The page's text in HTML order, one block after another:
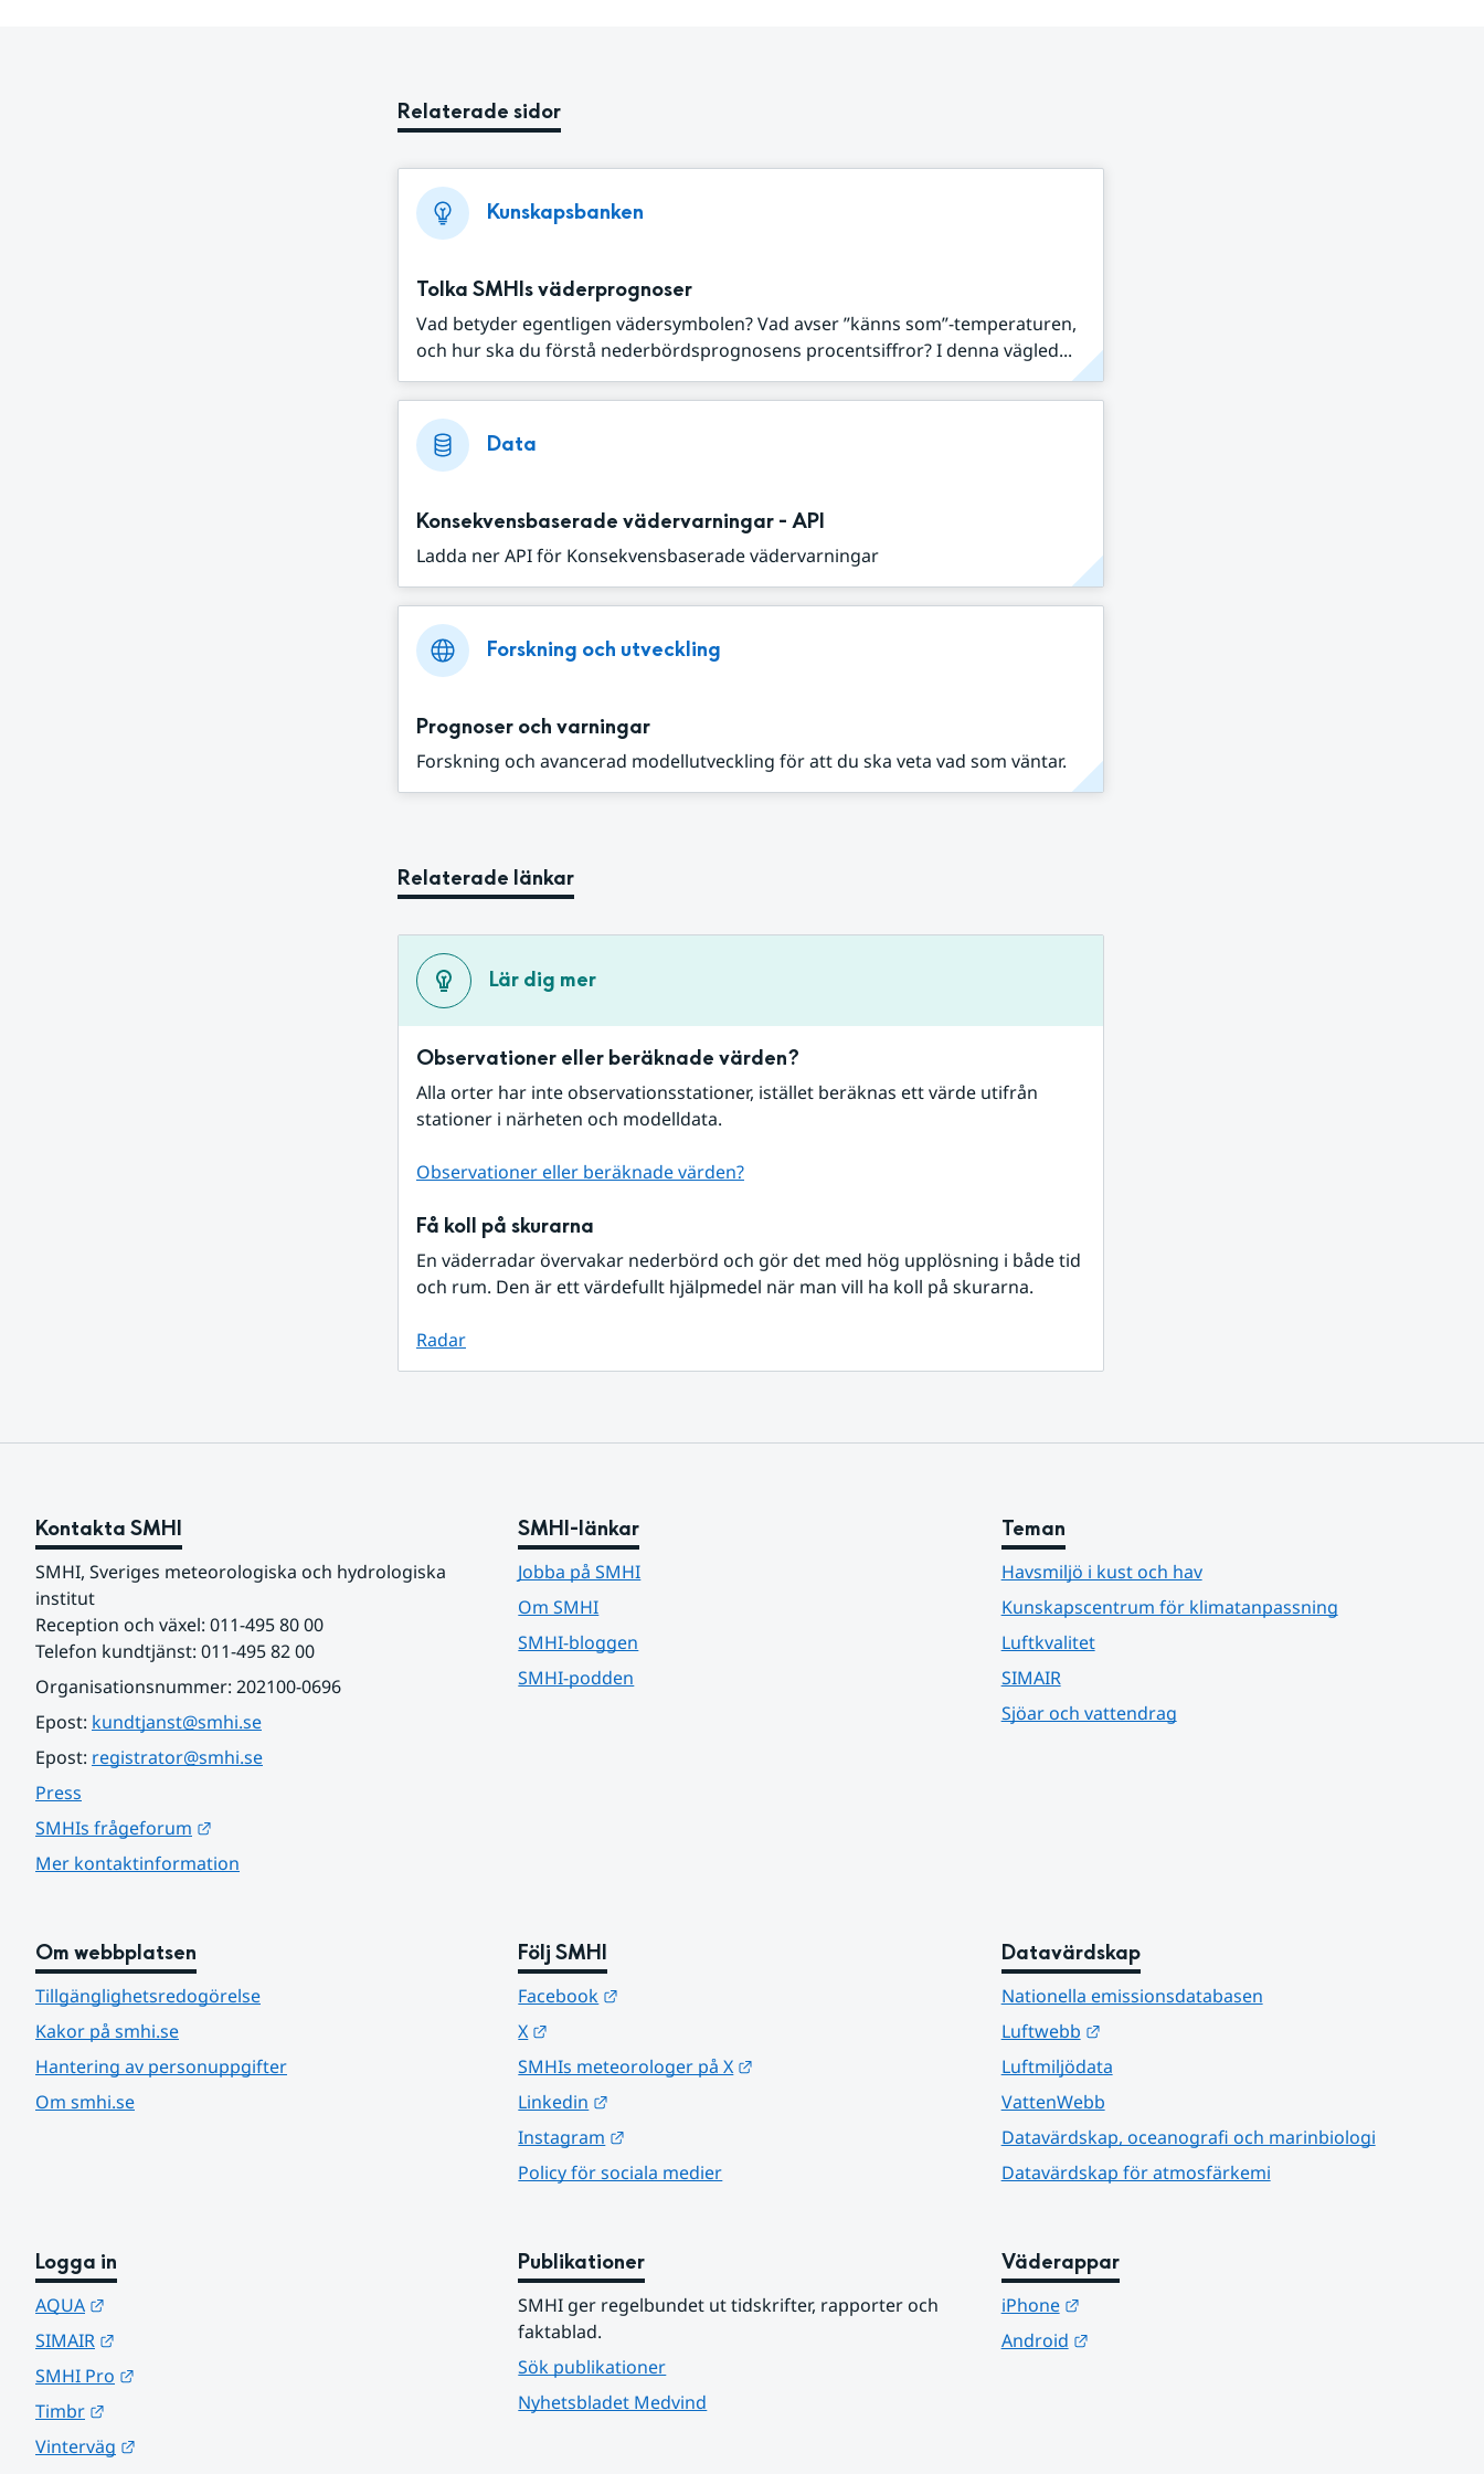
Relaterade sidor
Kunskapsbanken
Tolka SMHIs väderprognoser
Vad betyder egentligen vädersymbolen? Vad avser ”känns som”-temperaturen,
och hur ska du förstå nederbördsprognosens procentsiffror? I denna vägled...
Data
Konsekvensbaserade vädervarningar - API
Ladda ner API för Konsekvensbaserade vädervarningar
Forskning och utveckling
Prognoser och varningar
Forskning och avancerad modellutveckling för att du ska veta vad som väntar.
Relaterade länkar
Lär dig mer
Observationer eller beräknade värden?
Alla orter har inte observationsstationer, istället beräknas ett värde utifrån
stationer i närheten och modelldata.
Observationer eller beräknade värden?
Få koll på skurarna
En väderradar övervakar nederbörd och gör det med hög upplösning i både tid
och rum. Den är ett värdefullt hjälpmedel när man vill ha koll på skurarna.
Radar
Kontakta SMHI
SMHI, Sveriges meteorologiska och hydrologiska
institut
Reception och växel: 011-495 80 00
Telefon kundtjänst: 011-495 82 00
Organisationsnummer: 202100-0696
Epost: kundtjanst@smhi.se
Epost: registrator@smhi.se
Press
SMHIs frågeforum
Mer kontaktinformation
SMHI-länkar
Jobba på SMHI
Om SMHI
SMHI-bloggen
SMHI-podden
Teman
Havsmiljö i kust och hav
Kunskapscentrum för klimatanpassning
Luftkvalitet
SIMAIR
Sjöar och vattendrag
Om webbplatsen
Tillgänglighetsredogörelse
Kakor på smhi.se
Hantering av personuppgifter
Om smhi.se
Följ SMHI
Facebook
X
SMHIs meteorologer på X
Linkedin
Instagram
Policy för sociala medier
Datavärdskap
Nationella emissionsdatabasen
Luftwebb
Länk till annan webbplats.
Luftmiljödata
VattenWebb
Datavärdskap, oceanografi och marinbiologi
Datavärdskap för atmosfärkemi
Logga in
AQUA
SIMAIR
SMHI Pro
Timbr
Vinterväg
Publikationer
SMHI ger regelbundet ut tidskrifter, rapporter och
faktablad.
Sök publikationer
Nyhetsbladet Medvind
Väderappar
iPhone
Länk till annan webbplats.
Android
Länk till annan webbplats.